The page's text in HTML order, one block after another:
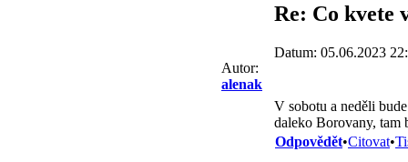
Autor:
alenak
Re: Co kvete
Datum: 05.06.2023
V sobotu a neděli
daleko Borovany, tam
Odpovědět•Citovat•